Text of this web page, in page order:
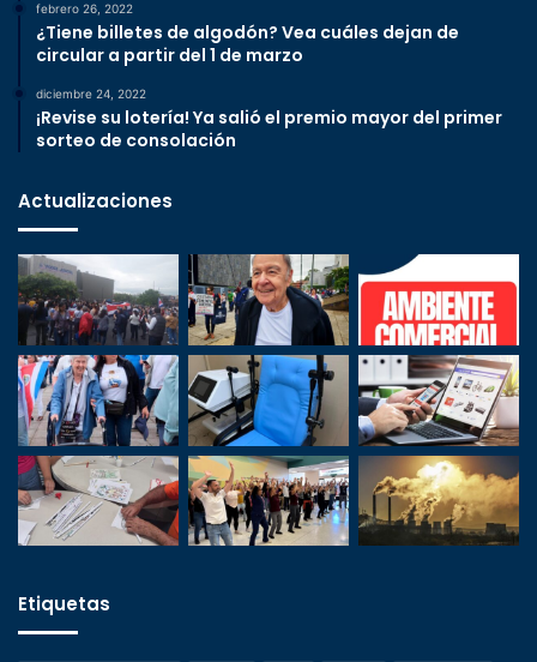
febrero 26, 2022
¿Tiene billetes de algodón? Vea cuáles dejan de
circular a partir del 1 de marzo
diciembre 24, 2022
¡Revise su lotería! Ya salió el premio mayor del primer
sorteo de consolación
Actualizaciones
Etiquetas